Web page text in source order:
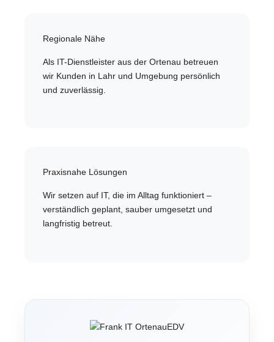
Regionale Nähe
Als IT-Dienstleister aus der Ortenau betreuen
wir Kunden in Lahr und Umgebung persönlich
und zuverlässig.
Praxisnahe Lösungen
Wir setzen auf IT, die im Alltag funktioniert –
verständlich geplant, sauber umgesetzt und
langfristig betreut.